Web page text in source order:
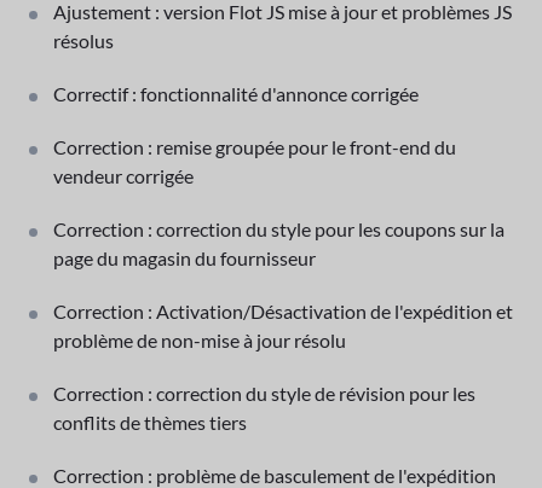
Ajustement : version Flot JS mise à jour et problèmes JS
résolus
Correctif : fonctionnalité d'annonce corrigée
Correction : remise groupée pour le front-end du
vendeur corrigée
Correction : correction du style pour les coupons sur la
page du magasin du fournisseur
Correction : Activation/Désactivation de l'expédition et
problème de non-mise à jour résolu
Correction : correction du style de révision pour les
conflits de thèmes tiers
Correction : problème de basculement de l'expédition